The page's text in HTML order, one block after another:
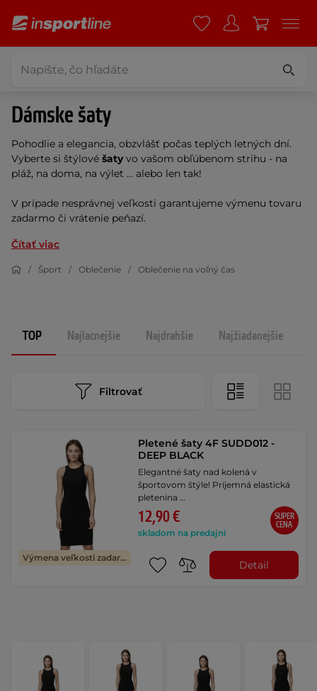
Dámske šaty
Pohodlie a elegancia, obzvlášť počas teplých letných dní.
Vyberte si štýlové šatyvo vašom obľúbenom strihu - na
pláž, na doma, na výlet ... alebo len tak!
V prípade nesprávnej veľkosti garantujeme výmenu tovaru
zadarmo či vrátenie peňazí.
Čítať viac
Šport Oblečenie Oblečenie na voľný čas
TOP Najlacnejšie Najdrahšie Najžiadanejšie
Filtrovať
Výmena veľkosti zadarmo
Pletené šaty 4F SUDD012 -
DEEP BLACK
Elegantné šaty nad kolená v
športovom štýle! Príjemná elastická
pletenina …
12,90 €
skladom na predajni
SUPER
CENA
Detail